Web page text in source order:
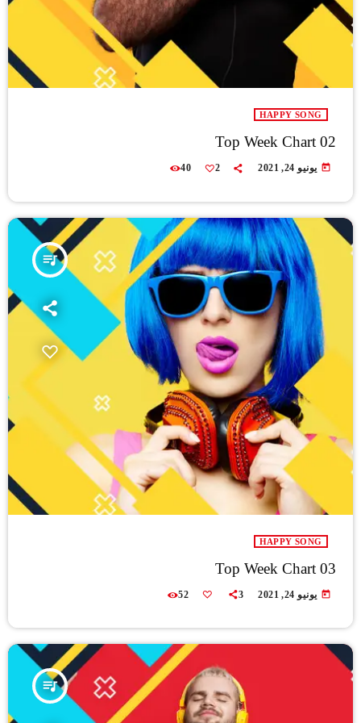
HAPPY SONG
Top Week Chart 02
today يونيو 24, 2021 40 2
queue_music
HAPPY SONG
Top Week Chart 03
today يونيو 24, 2021 52 3
queue_music